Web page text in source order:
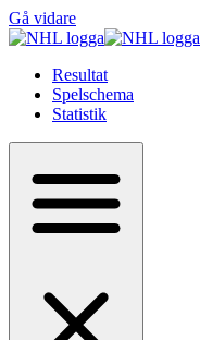
Gå vidare
Resultat
Spelschema
Statistik